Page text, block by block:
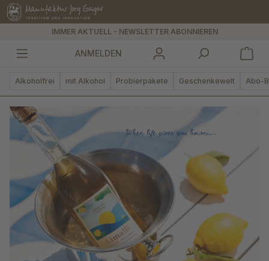
springen
IMMER AKTUELL - NEWSLETTER ABONNIEREN
ANMELDEN
Alkoholfrei mit Alkohol Probierpakete Geschenkewelt Abo-